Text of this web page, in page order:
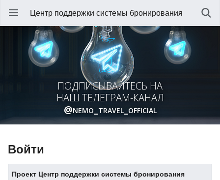
Центр поддержки системы бронирования
ПОДПИСЫВАЙТЕСЬ НА
НАШ ТЕЛЕГРАМ-КАНАЛ
@nemo_travel_official
Войти
Проект Центр поддержки системы бронирования